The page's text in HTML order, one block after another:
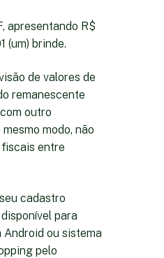
apresentando R$
(um) brinde.
de valores de
remanescente
outro
modo, não
entre
cadastro
para
ou sistema
pelo